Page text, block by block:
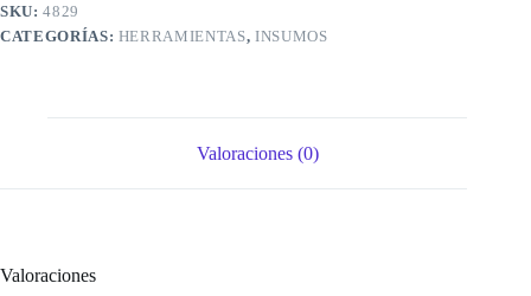
SKU:4829
CATEGORÍAS: HERRAMIENTAS, INSUMOS
Valoraciones (0)
Valoraciones